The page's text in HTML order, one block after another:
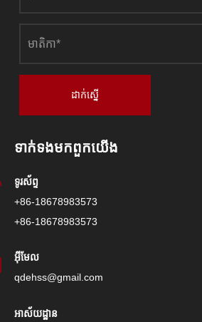
ដាក់ស្នើ
ទាក់ទង​មក​ពួក​យើង
ទូរស័ព្ទ
+86-18678983573
+86-18678983573
អ៊ីមែល
qdehss@gmail.com
អាស័យដ្ឋាន